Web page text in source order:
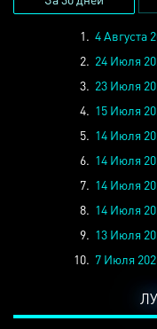
1. 4 Августа
2. 24 Июля
3. 23 Июля
4. 15 Июля
5. 14 Июля
6. 14 Июля
7. 14 Июля
8. 14 Июля
9. 13 Июля
10. 7 Июля